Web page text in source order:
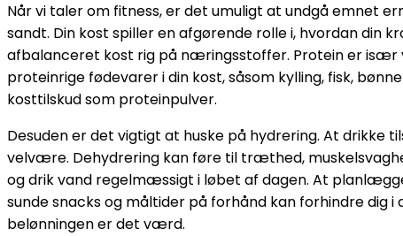
Når vi taler om fitness, er det umuligt at undgå emnet
sandt. Din kost spiller en afgørende rolle i, hvordan
afbalanceret kost rig på næringsstoffer. Protein er især
proteinrige fødevarer i din kost, såsom kylling, fisk,
kosttilskud som proteinpulver.
Desuden er det vigtigt at huske på hydrering. At
velvære. Dehydrering kan føre til træthed,
og drik vand regelmæssigt i løbet af dagen. At
sunde snacks og måltider på forhånd kan forhindre dig
belønningen er det værd.